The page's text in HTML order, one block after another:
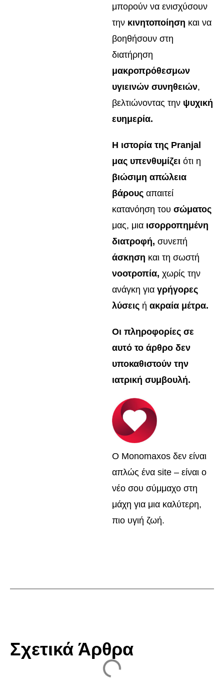
μπορούν να ενισχύσουν
την κινητοποίηση και να
βοηθήσουν στη
διατήρηση
μακροπρόθεσμων
υγιεινών συνηθειών,
βελτιώνοντας την ψυχική
ευημερία.
Η ιστορία της Pranjal
μας υπενθυμίζει ότι η
βιώσιμη απώλεια
βάρους απαιτεί
κατανόηση του σώματος
μας, μια ισορροπημένη
διατροφή, συνεπή
άσκηση και τη σωστή
νοοτροπία, χωρίς την
ανάγκη για γρήγορες
λύσεις ή ακραία μέτρα.
Οι πληροφορίες σε
αυτό το άρθρο δεν
υποκαθιστούν την
ιατρική συμβουλή.
Ο Monomaxos δεν είναι
απλώς ένα site – είναι ο
νέο σου σύμμαχο στη
μάχη για μια καλύτερη,
πιο υγιή ζωή.
Σχετικά Άρθρα